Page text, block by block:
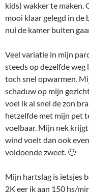
kids) wakker te maken.
mooi klaar gelegd in de
nul de kamer buiten
Veel variatie in mijn
steeds op dezelfde weg
toch snel opwarmen.
schaduw op mijn
voel ik al snel de zon
hetzelfde met mijn pet
voelbaar. Mijn nek
wind voelt dan ook
voldoende zweet. 🙂
Mijn hartslag is ietsjes
2K eer ik aan 150 hs/